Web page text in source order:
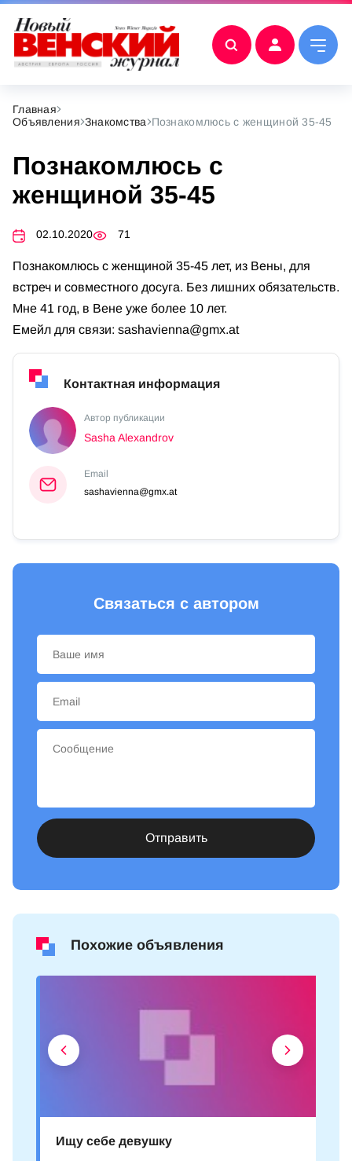
Главная
Объявления Знакомства Познакомлюсь с женщиной 35-45
Познакомлюсь с
женщиной 35-45
02.10.2020 71
Познакомлюсь с женщиной 35-45 лет, из Вены, для
встреч и совместного досуга. Без лишних обязательств.
Мне 41 год, в Вене уже более 10 лет.
Емейл для связи: sashavienna@gmx.at
Контактная информация
Автор публикации
Sasha Alexandrov
Email
sashavienna@gmx.at
Связаться с автором
Отправить
Похожие объявления
Ищу себе девушку